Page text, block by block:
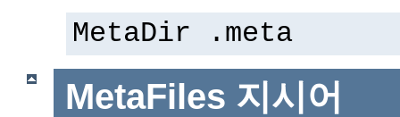
MetaDir .meta
MetaFiles 지시어